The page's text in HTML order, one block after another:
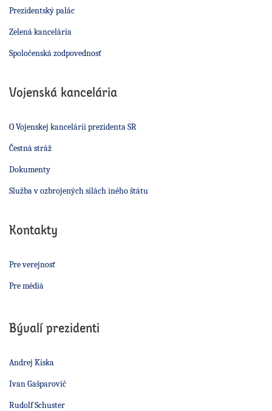
Prezidentský palác
Zelená kancelária
Spoločenská zodpovednosť
Vojenská kancelária
O Vojenskej kancelárii prezidenta SR
Čestná stráž
Dokumenty
Služba v ozbrojených silách iného štátu
Kontakty
Pre verejnosť
Pre médiá
Bývalí prezidenti
Andrej Kiska
Ivan Gašparovič
Rudolf Schuster